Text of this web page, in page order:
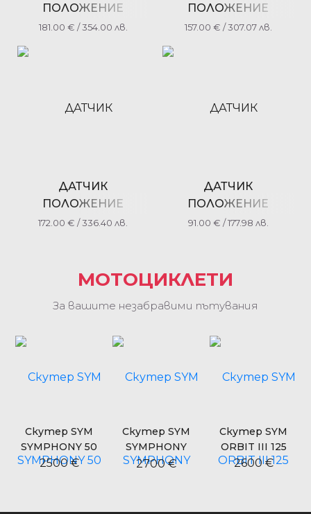
ПОЛОЖЕНИЕ
ДРОСЕЛОВА КЛАПА
TOURMAX TPS-109
181.00 € / 354.00 лв.
ПОЛОЖЕНИЕ
ДРОСЕЛОВА КЛАПА
TOURMAX TPS-104
157.00 € / 307.07 лв.
ДАТЧИК
ПОЛОЖЕНИЕ
ДРОСЕЛОВА КЛАПА
172.00 € / 336.40 лв.
ДАТЧИК
ПОЛОЖЕНИЕ
ДРОСЕЛОВА КЛАПА
91.00 € / 177.98 лв.
МОТОЦИКЛЕТИ
За вашите незабравими пътувания
Скутер SYM
SYMPHONY 50
2500 €
Скутер SYM
SYMPHONY
CARGO 125
2700 €
Скутер SYM
ORBIT III 125
2600 €